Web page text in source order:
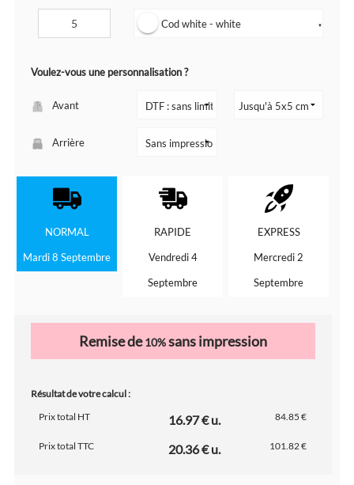
Cod white - white ▼
Voulez-vous une personnalisation ?
Avant
Arrière
NORMAL
Mardi 8 Septembre
RAPIDE
Vendredi 4
Septembre
EXPRESS
Mercredi 2
Septembre
Remise de10%sans impression
Résultat de votre calcul :
Prix total HT
16.97 € u. 84.85 €
Prix total TTC 20.36 € u. 101.82 €